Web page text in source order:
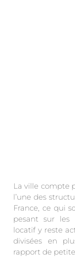
La ville compte
l’une des
France, ce qui
pesant sur les
locatif y reste
divisées en
rapport de